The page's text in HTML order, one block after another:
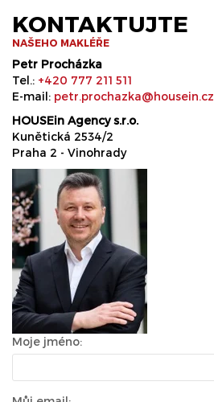
KONTAKTUJTE
NAŠEHO MAKLÉŘE
Petr Procházka
Tel.: +420 777 211 511
E-mail: petr.prochazka@housein.cz
HOUSEin Agency s.r.o.
Kunětická 2534/2
Praha 2 - Vinohrady
Moje jméno: